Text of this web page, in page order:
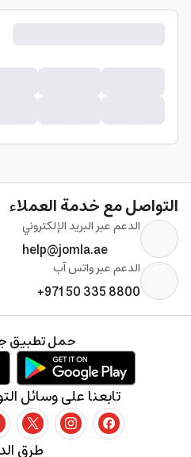
التواصل مع خدمة العملاء
الدعم عبر البريد الإلكتروني
help@jomla.ae
الدعم عبر واتس آب
+971 50 335 8800
طرق
تابعنا على وسائل
حمل تطبيق